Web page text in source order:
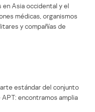
Asia occidental y el
médicas, organismos
y compañías de
estándar del conjunto
encontramos amplia